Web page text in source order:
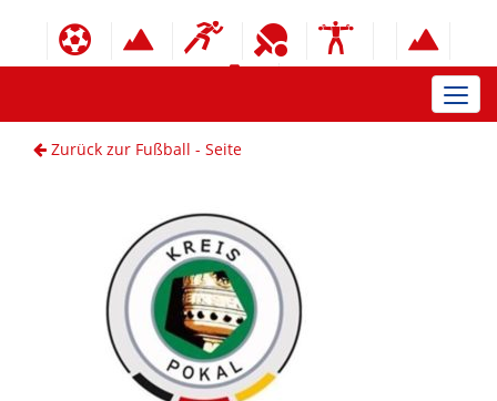
Zurück zur Fußball - Seite